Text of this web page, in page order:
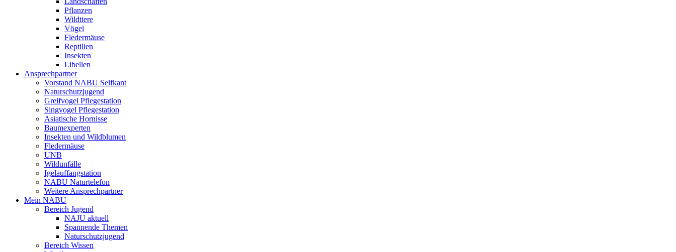
Pflanzen
Wildtiere
Vögel
Fledermäuse
Reptilien
Insekten
Libellen
Ansprechpartner
Vorstand NABU Selfkant
Naturschutzjugend
Greifvogel Pflegestation
Singvogel Pflegestation
Asiatische Hornisse
Baumexperten
Insekten und Wildblumen
Fledermäuse
UNB
Wildunfälle
Igelauffangstation
NABU Naturtelefon
Weitere Ansprechpartner
Mein NABU
Bereich Jugend
NAJU aktuell
Spannende Themen
Naturschutzjugend
Bereich Wissen